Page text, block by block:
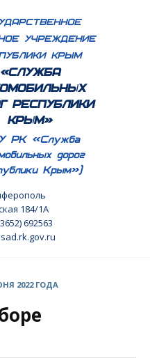
УЧРЕЖДЕНИЕ
КРЫМ
«СЛУЖБА
РЕСПУБЛИКИ
КРЫМ»
РК «Служба
дорог
Крым»)
184/1А
692563
2022 ГОДА